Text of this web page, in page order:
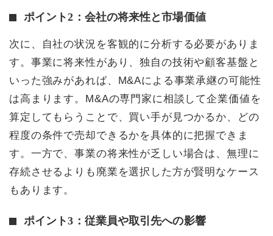
ポイント2：会社の将来性と市場価値
次に、自社の状況を客観的に分析する必要がありま
す。事業に将来性があり、独自の技術や顧客基盤と
いった強みがあれば、M&Aによる事業承継の可能性
は高まります。M&Aの専門家に相談して企業価値を
算定してもらうことで、買い手が見つかるか、どの
程度の条件で売却できるかを具体的に把握できま
す。一方で、事業の将来性が乏しい場合は、無理に
存続させるよりも廃業を選択した方が賢明なケース
もあります。
ポイント3：従業員や取引先への影響